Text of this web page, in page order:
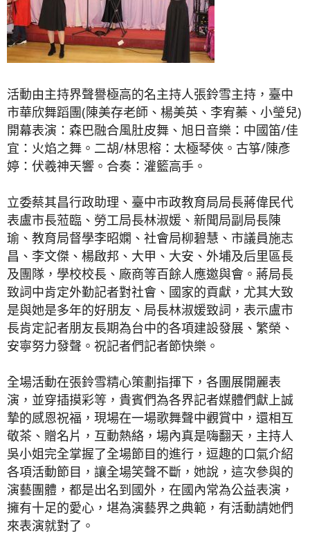
活動由主持界聲譽極高的名主持人張鈴雪主持，臺中
市華欣舞蹈團(陳美存老師、楊美英、李宥蓁、小瑩兒)
開幕表演：森巴融合風肚皮舞、旭日音樂：中國笛/佳
宜：火焰之舞。二胡/林思榕：太極琴俠。古箏/陳彥
婷：伏羲神天響。合奏：灌籃高手。
立委蔡其昌行政助理、臺中市政教育局局長蔣偉民代
表盧市長蒞臨、勞工局長林淑媛、新聞局副局長陳
瑜、教育局督學李昭嫻、社會局柳碧慧、市議員施志
昌、李文傑、楊啟邦、大甲、大安、外埔及后里區長
及團隊，學校校長、廠商等百餘人應邀與會。蔣局長
致詞中肯定外勤記者對社會、國家的貢獻，尤其大致
是與她是多年的好朋友、局長林淑媛致詞，表示盧市
長肯定記者朋友長期為台中的各項建設發展、繁榮、
安寧努力發聲。祝記者們記者節快樂。
全場活動在張鈴雪精心策劃指揮下，各團展開麗表
演，並穿插摸彩等，貴賓們為各界記者媒體們獻上誠
摯的感恩祝福，現場在一場歌舞聲中觀賞中，還相互
敬茶、贈名片，互動熱絡，場內真是嗨翻天，主持人
吳小姐完全掌握了全場節目的進行，逗趣的口氣介紹
各項活動節目，讓全場笑聲不斷，她說，這次參與的
演藝團體，都是出名到國外，在國內常為公益表演，
擁有十足的愛心，堪為演藝界之典範，有活動請她們
來表演就對了。